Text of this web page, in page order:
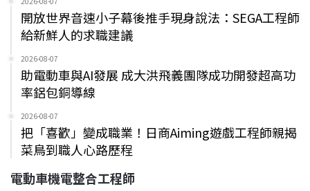
開放世界音速小子幕後推手現身說法：SEGA工程師
給新鮮人的求職建議
2026-08-07
助電動車與AI發展 成大洪飛義團隊成功開發超高功
率鋁包銅導線
2026-08-07
把「喜歡」變成職業！日商Aiming遊戲工程師親揭
菜鳥到職人心路歷程
電動車機電整合工程師